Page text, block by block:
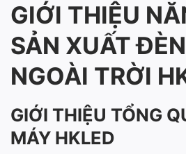
GIỚI THIỆU
SẢN XUẤT
NGOÀI TRỜI
GIỚI THIỆU TỔNG
MÁY HKLED